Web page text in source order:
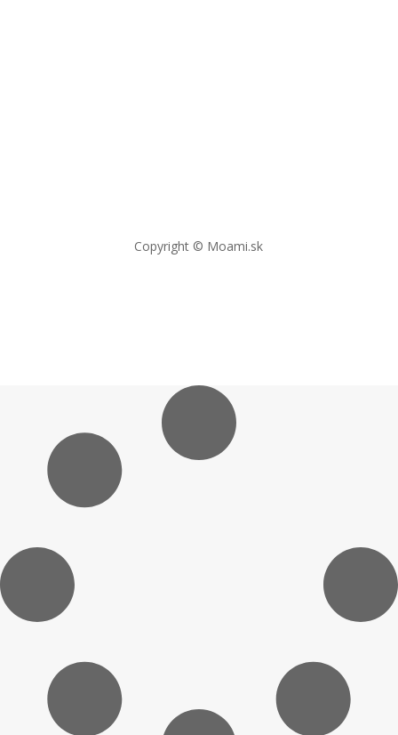
Copyright © Moami.sk